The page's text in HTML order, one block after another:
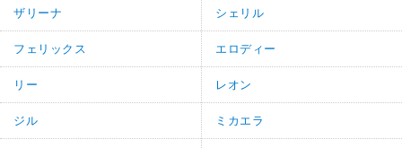
ザリーナ シェリル
フェリックス エロディー
リー レオン
ジル ミカエラ